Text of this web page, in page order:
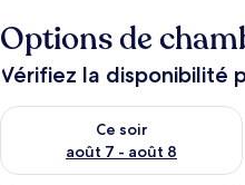
Options de
Vérifiez la disponibilité
Ce soir
août 7 - août 8
Vérifier la disponibilité pour